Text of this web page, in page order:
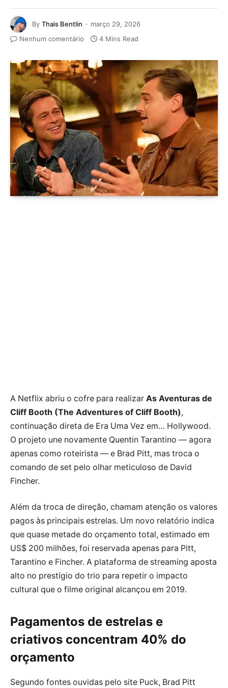
By Thais Bentlin
março 29, 2026
Nenhum comentário
4 Mins Read
A Netflix abriu o cofre para realizar As Aventuras de
Cliff Booth (The Adventures of Cliff Booth),
continuação direta de Era Uma Vez em… Hollywood.
O projeto une novamente Quentin Tarantino — agora
apenas como roteirista — e Brad Pitt, mas troca o
comando de set pelo olhar meticuloso de David
Fincher.
Além da troca de direção, chamam atenção os valores
pagos às principais estrelas. Um novo relatório indica
que quase metade do orçamento total, estimado em
US$ 200 milhões, foi reservada apenas para Pitt,
Tarantino e Fincher. A plataforma de streaming aposta
alto no prestígio do trio para repetir o impacto
cultural que o filme original alcançou em 2019.
Pagamentos de estrelas e
criativos concentram 40% do
orçamento
Segundo fontes ouvidas pelo site Puck, Brad Pitt